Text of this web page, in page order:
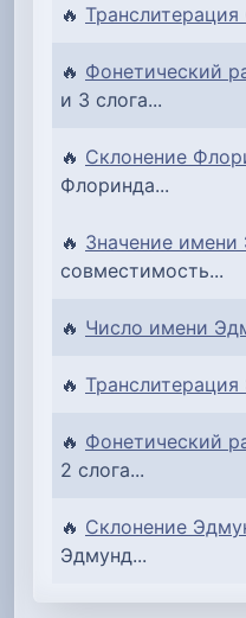
🔥
🔥 Фонетический
и 3 слога...
🔥 Склонение
Флоринда...
🔥 Значение имени
совместимость...
🔥 Число имени
🔥
🔥 Фонетический
2 слога...
🔥 Склонение
Эдмунд...